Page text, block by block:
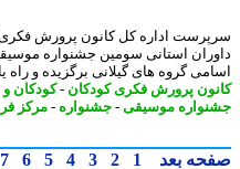
اداره کل کانون پرورش فکری
استانی سومین جشنواره موسیقی و
گروه های گیلانی برگزیده و راه یافته
پرورش فکری کودکان-کودکان و
موسیقی-جشنواره- مرکز
بعد 1
2
3
4
5
6
7
8